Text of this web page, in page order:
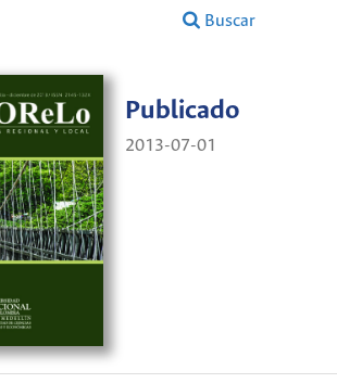
Buscar
Publicado
2013-07-01